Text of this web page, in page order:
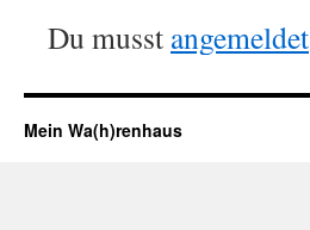
Du musst angemeldet
Mein Wa(h)renhaus